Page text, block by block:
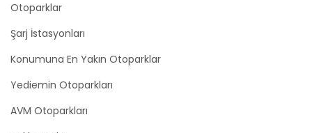
Otoparklar
Şarj İstasyonları
Konumuna En Yakın Otoparklar
Yediemin Otoparkları
AVM Otoparkları